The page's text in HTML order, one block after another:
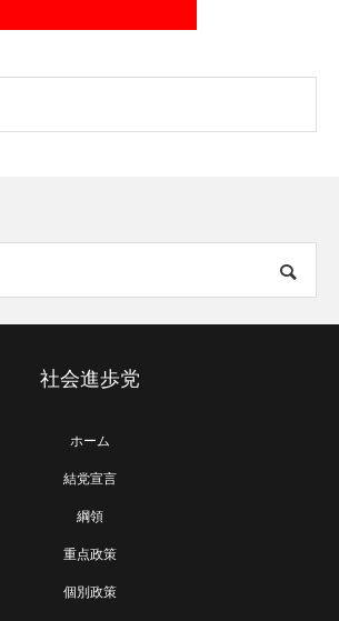
社会進歩党
ホーム
結党宣言
綱領
重点政策
個別政策